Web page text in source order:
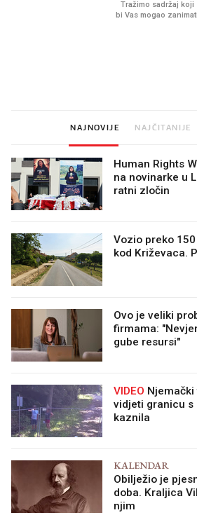
NAJNOVIJE NAJČITANIJE
Human Rights
na novinarke u
ratni zločin
Vozio preko
kod Križevaca.
Ovo je veliki
firmama:
gube resursi"
VIDEO
vidjeti granicu s
kaznila
KALENDAR
Obilježio je
doba. Kraljica
njim